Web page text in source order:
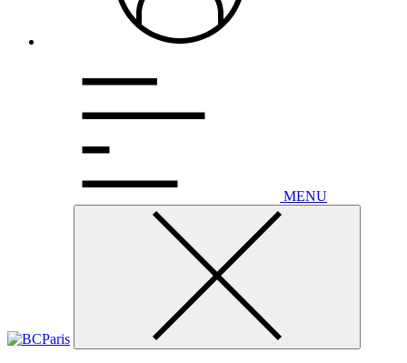
MENU